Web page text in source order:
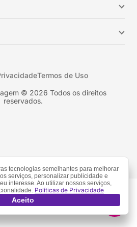
© 2026 Todos os direitos
reservados.
Termos de Uso
tecnologias semelhantes para melhorar
serviços, personalizar publicidade e
interesse. Ao utilizar nossos serviços,
Políticas de Privacidade
Aceito